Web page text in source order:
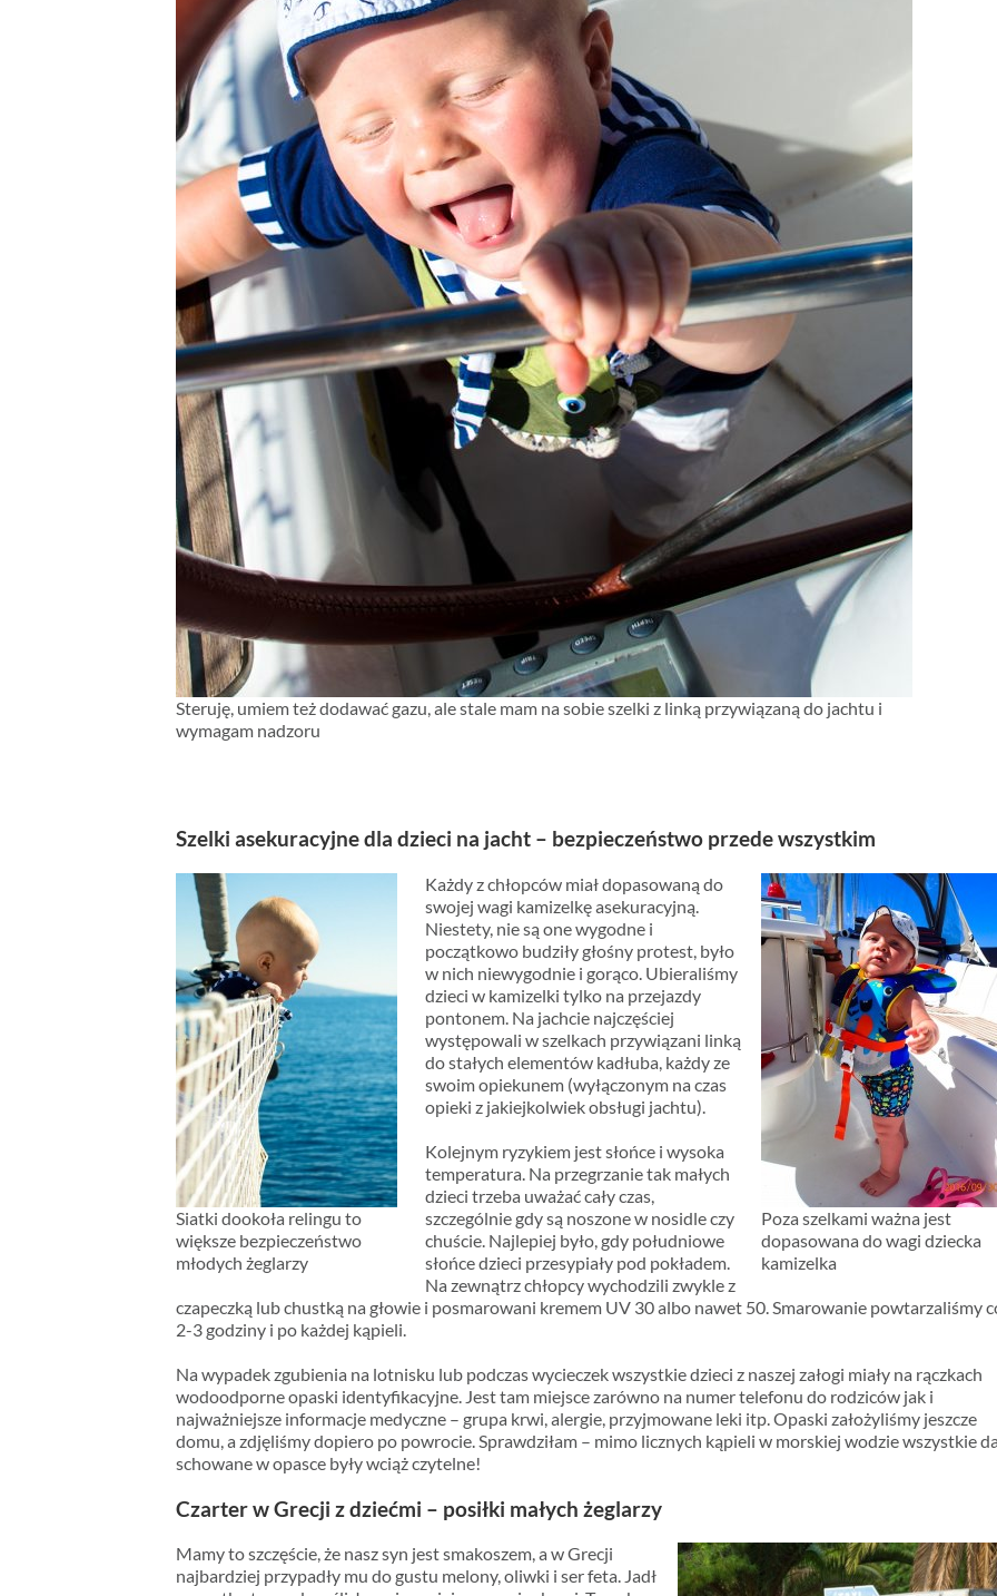
Steruję, umiem też dodawać gazu, ale stale mam na sobie szelki z linką przywiązaną do jachtu i
wymagam nadzoru
Szelki asekuracyjne dla dzieci na jacht – bezpieczeństwo przede wszystkim
Poza szelkami ważna jest
dopasowana do wagi dziecka
kamizelka
Siatki dookoła relingu to
większe bezpieczeństwo
młodych żeglarzy
Każdy z chłopców miał dopasowaną do
swojej wagi kamizelkę asekuracyjną.
Niestety, nie są one wygodne i
początkowo budziły głośny protest, było
w nich niewygodnie i gorąco. Ubieraliśmy
dzieci w kamizelki tylko na przejazdy
pontonem. Na jachcie najczęściej
występowali w szelkach przywiązani linką
do stałych elementów kadłuba, każdy ze
swoim opiekunem (wyłączonym na czas
opieki z jakiejkolwiek obsługi jachtu).
Kolejnym ryzykiem jest słońce i wysoka
temperatura. Na przegrzanie tak małych
dzieci trzeba uważać cały czas,
szczególnie gdy są noszone w nosidle czy
chuście. Najlepiej było, gdy południowe
słońce dzieci przesypiały pod pokładem.
Na zewnątrz chłopcy wychodzili zwykle z
czapeczką lub chustką na głowie i posmarowani kremem UV 30 albo nawet 50. Smarowanie powtarzaliśmy
2-3 godziny i po każdej kąpieli.
Na wypadek zgubienia na lotnisku lub podczas wycieczek wszystkie dzieci z naszej załogi miały na rączkach
wodoodporne opaski identyfikacyjne. Jest tam miejsce zarówno na numer telefonu do rodziców jak i
najważniejsze informacje medyczne – grupa krwi, alergie, przyjmowane leki itp. Opaski założyliśmy jeszcze
domu, a zdjęliśmy dopiero po powrocie. Sprawdziłam – mimo licznych kąpieli w morskiej wodzie wszystkie
schowane w opasce były wciąż czytelne!
Czarter w Grecji z dziećmi – posiłki małych żeglarzy
Mamy to szczęście, że nasz syn jest smakoszem, a w Grecji
najbardziej przypadły mu do gustu melony, oliwki i ser feta. Jadł